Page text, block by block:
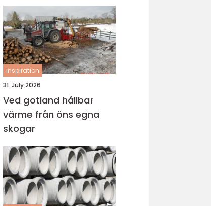
inspiration
31. July 2026
Ved gotland hållbar
värme från öns egna
skogar